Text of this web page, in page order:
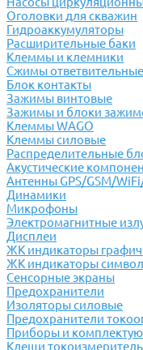
Оголовки для скважин
Гидроаккумуляторы
Расширительные баки
Клеммы и клемники
Cжимы ответвительные
Блок контакты
Зажимы винтовые
Зажимы и блоки
Клеммы WAGO
Клеммы силовые
Распределительные
Акустические
Антенны GPS/GSM/
Динамики
Микрофоны
Электромагнитные
Дисплеи
ЖК индикаторы
ЖК индикаторы
Сенсорные экраны
Предохранители
Изоляторы силовые
Предохранители
Приборы и
Клещи